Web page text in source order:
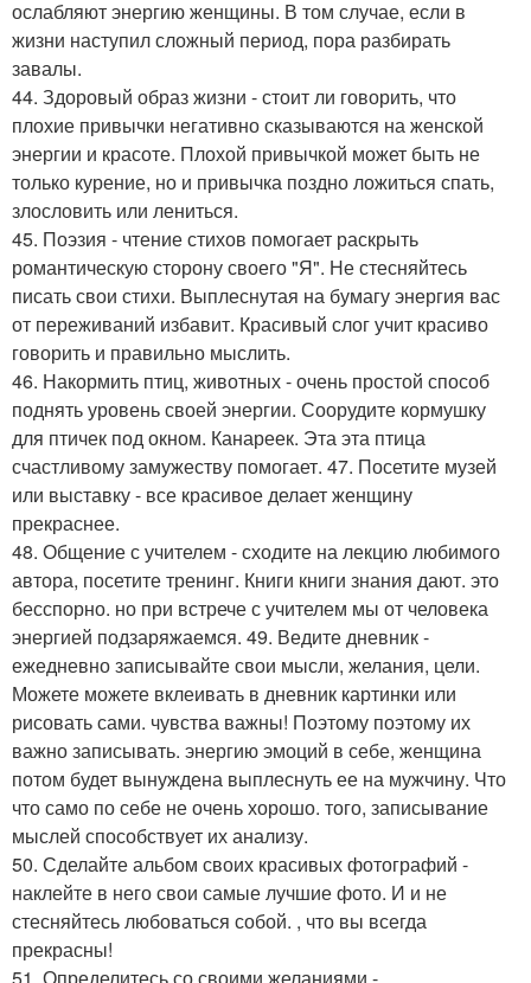
ослабляют энергию женщины. В том случае, если в
жизни наступил сложный период, пора разбирать
завалы.
44. Здоровый образ жизни - стоит ли говорить, что
плохие привычки негативно сказываются на женской
энергии и красоте. Плохой привычкой может быть не
только курение, но и привычка поздно ложиться спать,
злословить или лениться.
45. Поэзия - чтение стихов помогает раскрыть
романтическую сторону своего "Я". Не стесняйтесь
писать свои стихи. Выплеснутая на бумагу энергия вас
от переживаний избавит. Красивый слог учит красиво
говорить и правильно мыслить.
46. Накормить птиц, животных - очень простой способ
поднять уровень своей энергии. Соорудите кормушку
для птичек под окном. Канареек. Эта эта птица
счастливому замужеству помогает. 47. Посетите музей
или выставку - все красивое делает женщину
прекраснее.
48. Общение с учителем - сходите на лекцию любимого
автора, посетите тренинг. Книги книги знания дают. это
бесспорно. но при встрече с учителем мы от человека
энергией подзаряжаемся. 49. Ведите дневник -
ежедневно записывайте свои мысли, желания, цели.
Можете можете вклеивать в дневник картинки или
рисовать сами. чувства важны! Поэтому поэтому их
важно записывать. энергию эмоций в себе, женщина
потом будет вынуждена выплеснуть ее на мужчину. Что
что само по себе не очень хорошо. того, записывание
мыслей способствует их анализу.
50. Сделайте альбом своих красивых фотографий -
наклейте в него свои самые лучшие фото. И и не
стесняйтесь любоваться собой. , что вы всегда
прекрасны!